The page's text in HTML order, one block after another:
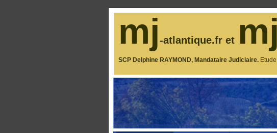
mj-atlantique.fr et mj
SCP Delphine RAYMOND, Mandataire Judiciaire.